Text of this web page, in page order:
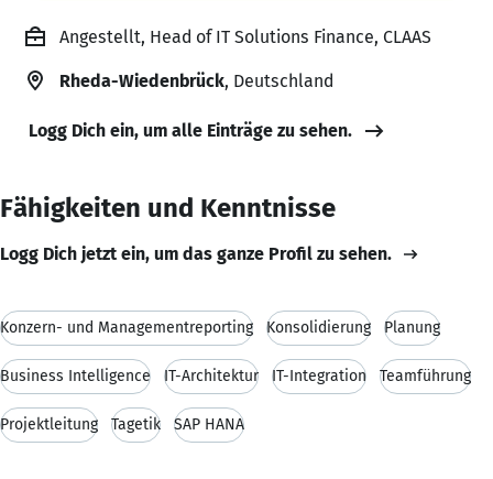
Angestellt, Head of IT Solutions Finance, CLAAS
Rheda-Wiedenbrück, Deutschland
Logg Dich ein, um alle Einträge zu sehen.
Fähigkeiten und Kenntnisse
Logg Dich jetzt ein, um das ganze Profil zu sehen.
Konzern- und Managementreporting Konsolidierung Planung
Business Intelligence IT-Architektur IT-Integration Teamführung
Projektleitung Tagetik SAP HANA